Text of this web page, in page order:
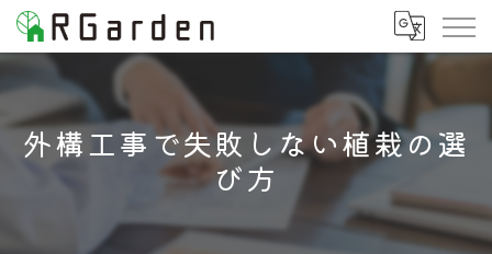
外構工事で失敗しない植栽の選
び方